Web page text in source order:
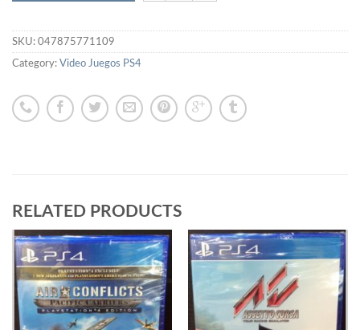
SKU: 047875771109
Category: Video Juegos PS4
RELATED PRODUCTS